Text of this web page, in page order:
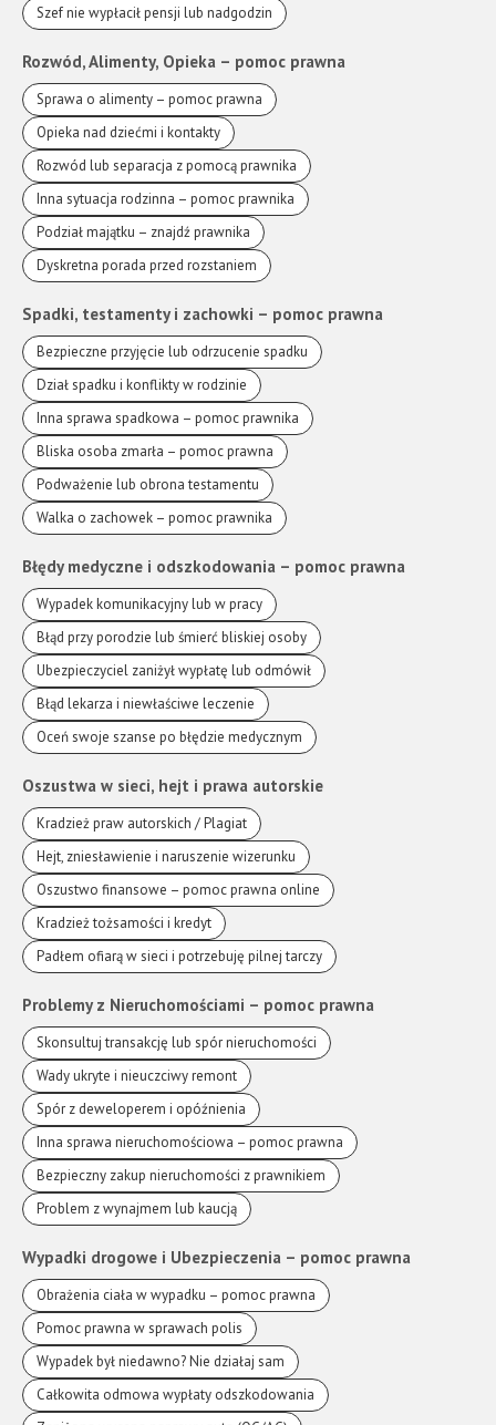
Szef nie wypłacił pensji lub nadgodzin
Rozwód, Alimenty, Opieka – pomoc prawna
Sprawa o alimenty – pomoc prawna
Opieka nad dziećmi i kontakty
Rozwód lub separacja z pomocą prawnika
Inna sytuacja rodzinna – pomoc prawnika
Podział majątku – znajdź prawnika
Dyskretna porada przed rozstaniem
Spadki, testamenty i zachowki – pomoc prawna
Bezpieczne przyjęcie lub odrzucenie spadku
Dział spadku i konflikty w rodzinie
Inna sprawa spadkowa – pomoc prawnika
Bliska osoba zmarła – pomoc prawna
Podważenie lub obrona testamentu
Walka o zachowek – pomoc prawnika
Błędy medyczne i odszkodowania – pomoc prawna
Wypadek komunikacyjny lub w pracy
Błąd przy porodzie lub śmierć bliskiej osoby
Ubezpieczyciel zaniżył wypłatę lub odmówił
Błąd lekarza i niewłaściwe leczenie
Oceń swoje szanse po błędzie medycznym
Oszustwa w sieci, hejt i prawa autorskie
Kradzież praw autorskich / Plagiat
Hejt, zniesławienie i naruszenie wizerunku
Oszustwo finansowe – pomoc prawna online
Kradzież tożsamości i kredyt
Padłem ofiarą w sieci i potrzebuję pilnej tarczy
Problemy z Nieruchomościami – pomoc prawna
Skonsultuj transakcję lub spór nieruchomości
Wady ukryte i nieuczciwy remont
Spór z deweloperem i opóźnienia
Inna sprawa nieruchomościowa – pomoc prawna
Bezpieczny zakup nieruchomości z prawnikiem
Problem z wynajmem lub kaucją
Wypadki drogowe i Ubezpieczenia – pomoc prawna
Obrażenia ciała w wypadku – pomoc prawna
Pomoc prawna w sprawach polis
Wypadek był niedawno? Nie działaj sam
Całkowita odmowa wypłaty odszkodowania